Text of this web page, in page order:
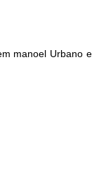
manoel Urbano e